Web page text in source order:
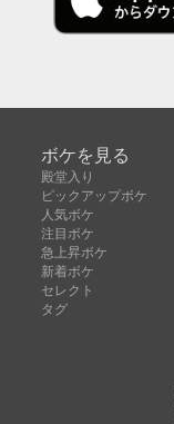
ボケを見る
殿堂入り
ピックアップボケ
人気ボケ
注目ボケ
急上昇ボケ
新着ボケ
セレクト
タグ